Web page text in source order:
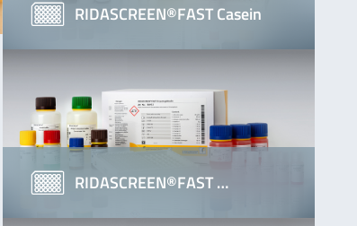
RIDASCREEN®FAST Casein
RIDASCREEN®FAST …